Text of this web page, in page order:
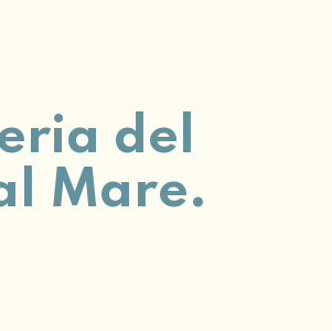
del
Mare.